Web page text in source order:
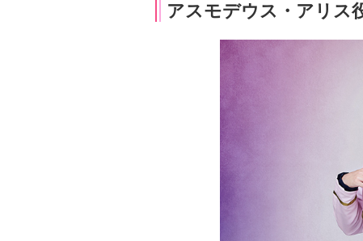
アスモデウス・アリス